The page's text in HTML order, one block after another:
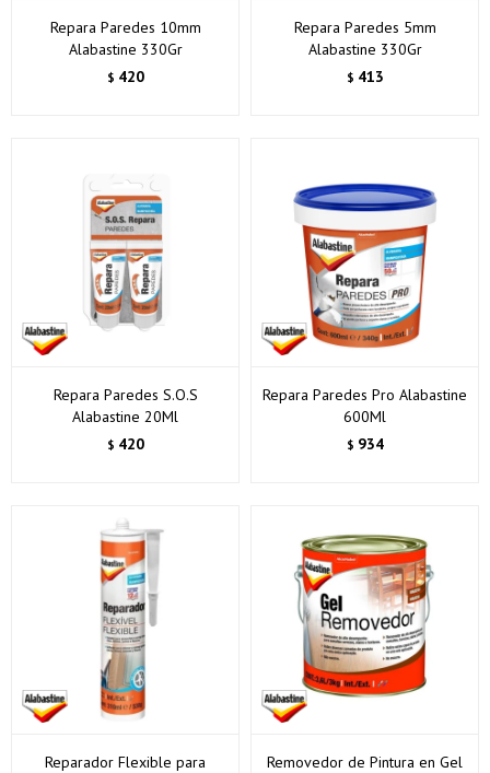
Repara Paredes 10mm
Alabastine 330Gr
$ 420
Repara Paredes 5mm
Alabastine 330Gr
$ 413
Repara Paredes S.O.S
Alabastine 20Ml
$ 420
Repara Paredes Pro Alabastine
600Ml
$ 934
Reparador Flexible para
Removedor de Pintura en Gel